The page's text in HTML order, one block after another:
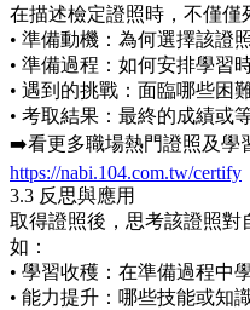
在描述檢定證照時，不僅僅
• 準備動機：為何選擇該證照
• 準備過程：如何安排學習
• 遇到的挑戰：面臨哪些困
• 考取結果：最終的成績或等
➡️看更多職場熱門證照及學
https://nabi.104.com.tw/certify
3.3 反思與應用
取得證照後，思考該證照對
如：
• 學習收穫：在準備過程中
• 能力提升：哪些技能或知